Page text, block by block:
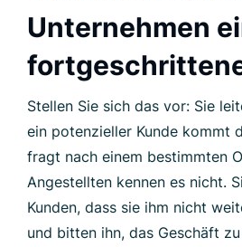
Unternehmen
Stellen Sie sich das vor: Sie
ein potenzieller Kunde kommt
fragt nach einem bestimmten
Angestellten kennen es nicht.
Kunden, dass sie ihm nicht
und bitten ihn, das Geschäft